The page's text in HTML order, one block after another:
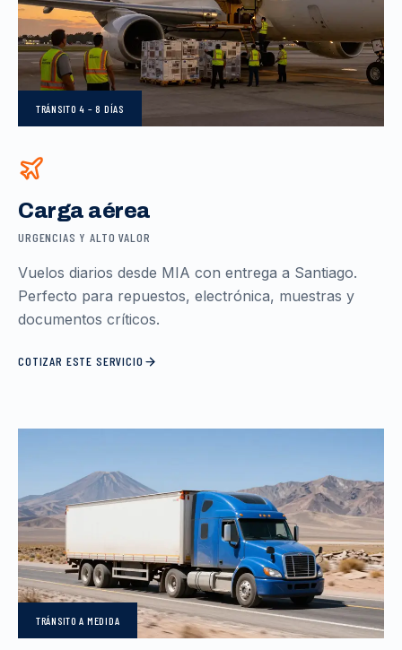
TRÁNSITO4 – 8 DÍAS
Carga aérea
URGENCIAS Y ALTO VALOR
Vuelos diarios desde MIA con entrega a Santiago.
Perfecto para repuestos, electrónica, muestras y
documentos críticos.
COTIZAR ESTE SERVICIO
TRÁNSITOA MEDIDA